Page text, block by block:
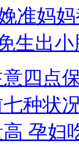
准妈
生出小
四点
种状
孕妇